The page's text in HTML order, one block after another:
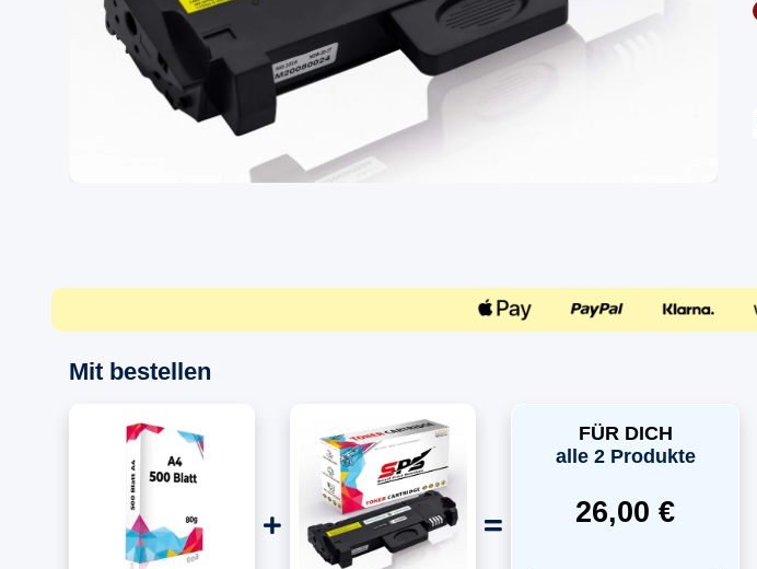
Mit bestellen
FÜR DICH
alle 2 Produkte
26,00 €